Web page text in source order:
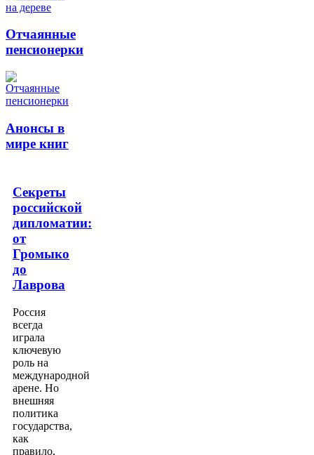
Отчаянные
пенсионерки
Анонсы в
мире книг
Секреты
российской
дипломатии:
от
Громыко
до
Лаврова
Россия
всегда
играла
ключевую
роль на
международной
арене. Но
внешняя
политика
государства,
как
правило,